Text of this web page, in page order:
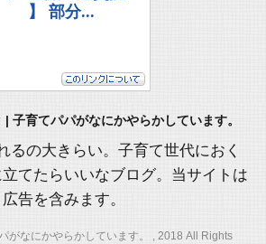
子育てパパがなにかやらかしています。
るの大きらい。子育て世代におく
てたらいいなブログ。当サイトは
広告を含みます。
がなにかやらかしています。 , 2018 All Rights